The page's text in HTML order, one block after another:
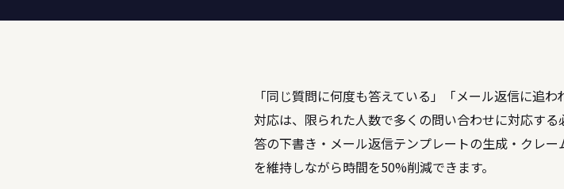
「同じ質問に何度も答えている」「メール返信に追
対応は、限られた人数で多くの問い合わせに対応す
答の下書き・メール返信テンプレートの生成・クレ
を維持しながら時間を50%削減できます。